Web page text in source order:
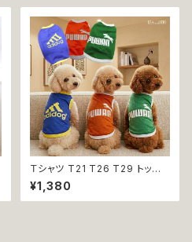
ウェア おしゃれ かわいい お出
かけ 返品交換不可
Ｔシャツ T21 T26 T29 トップ
ス ノースリーブ メッシュ 夏 蒸
れにくい 犬 猫 ペット 犬の服 猫
の服 犬服 猫服 返品交換不可
¥1,380